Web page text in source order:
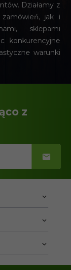
Działamy z
jak i
sklepami
konkurencyjne
warunki
z